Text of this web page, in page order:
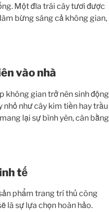
Một đĩa trái cây tươi được
bừng sáng cả không gian,
vào nhà
không gian trở nên sinh động
như cây kim tiền hay trầu
lại sự bình yên, cân bằng
tế
phẩm trang trí thủ công
là sự lựa chọn hoàn hảo.